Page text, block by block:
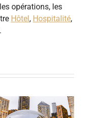
opérations, les
Hôtel, Hospitalité,